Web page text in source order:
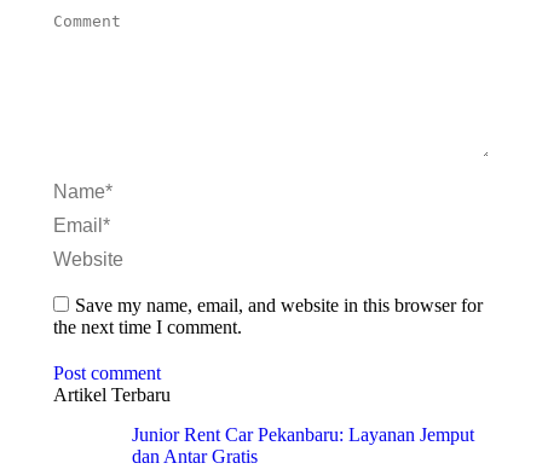
Comment
Name *
Email *
Website
Save my name, email, and website in this browser for
the next time I comment.
Post comment
Artikel Terbaru
Junior Rent Car Pekanbaru: Layanan Jemput
dan Antar Gratis